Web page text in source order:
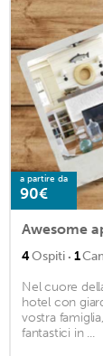
a partire da
90€
4Ospiti · 1
Nel cuore
hotel con
vostra
fantastici in ...